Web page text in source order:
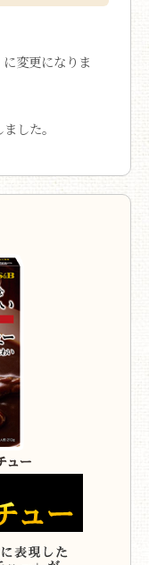
変更になりま
した。